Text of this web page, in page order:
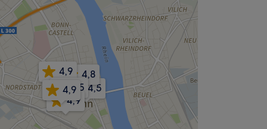
4,5
4,8
4,9
4,5
4,9
4,9